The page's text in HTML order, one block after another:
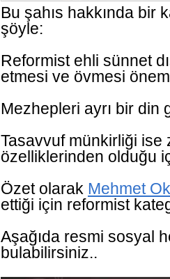
Bu şahıs hakkında bir
şöyle:
Reformist ehli sünnet
etmesi ve övmesi
Mezhepleri ayrı bir din
Tasavvuf münkirliği ise
özelliklerinden olduğu
Özet olarak Mehmet
ettiği için reformist
Aşağıda resmi sosyal
bulabilirsiniz..